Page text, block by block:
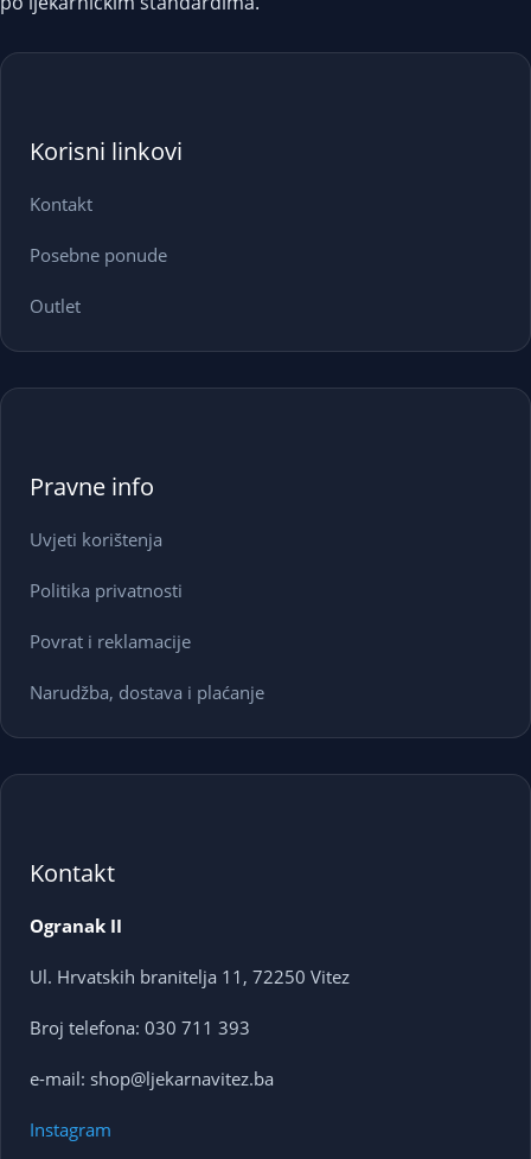
Korisni linkovi
Kontakt
Posebne ponude
Outlet
Pravne info
Uvjeti korištenja
Politika privatnosti
Povrat i reklamacije
Narudžba, dostava i plaćanje
Kontakt
Ogranak II
Ul. Hrvatskih branitelja 11, 72250 Vitez
Broj telefona: 030 711 393
e-mail: shop@ljekarnavitez.ba
Instagram